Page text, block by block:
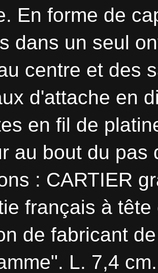
En forme de
dans un seul
centre et des
d'attache en
en fil de
au bout du pas
: CARTIER
français à
de fabricant
L. 7,4 cm.